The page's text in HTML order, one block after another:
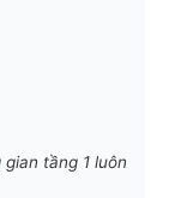
tầng 1 luôn